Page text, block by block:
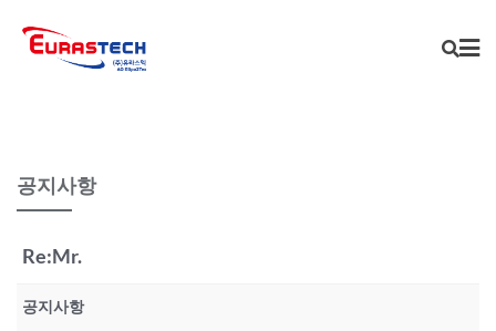
공지사항
Re:Mr.
공지사항